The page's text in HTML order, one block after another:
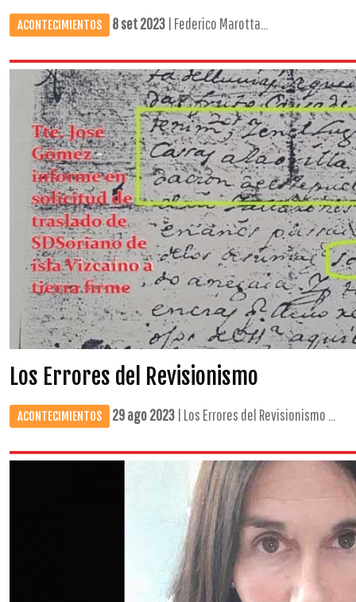
ACONTECIMIENTOS 8 set 2023 | Federico Marotta...
Los Errores del Revisionismo
ACONTECIMIENTOS 29 ago 2023 | Los Errores del Revisionismo ...